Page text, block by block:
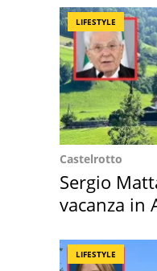
LIFESTYLE
Castelrotto
Sergio
vacanza in
LIFESTYLE